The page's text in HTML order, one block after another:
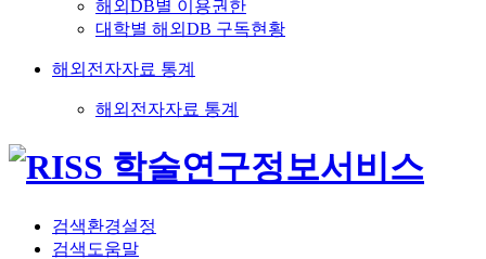
해외DB별 이용권한
대학별 해외DB 구독현황
해외전자자료 통계
해외전자자료 통계
검색환경설정
검색도움말